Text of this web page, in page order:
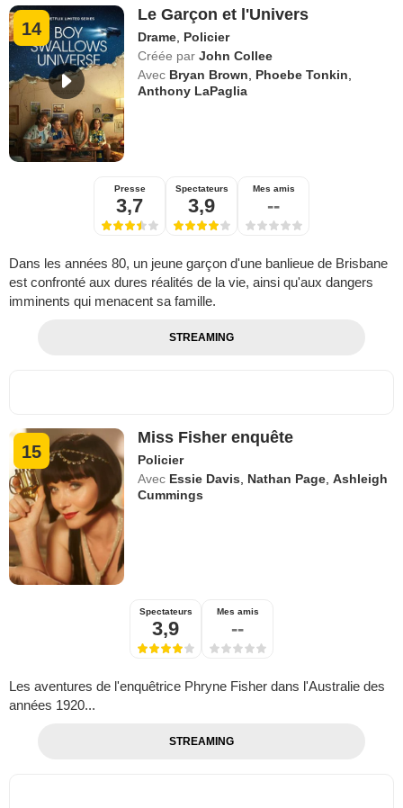
14
Le Garçon et l'Univers
Drame Policier
Créée par John Collee
Avec Bryan Brown Phoebe Tonkin
Anthony LaPaglia
Presse
3,7
Spectateurs
3,9
Mes amis
--
Dans les années 80, un jeune garçon d'une banlieue de Brisbane
est confronté aux dures réalités de la vie, ainsi qu'aux dangers
imminents qui menacent sa famille.
STREAMING
15
Miss Fisher enquête
Policier
Avec Essie Davis Nathan Page ,Ashleigh
Cummings
Spectateurs
3,9
Mes amis
--
Les aventures de l'enquêtrice Phryne Fisher dans l'Australie des
années 1920...
STREAMING